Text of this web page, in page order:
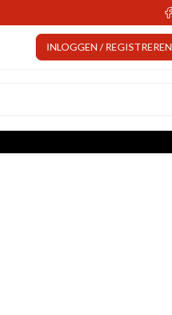
INLOGGEN / REGISTREREN